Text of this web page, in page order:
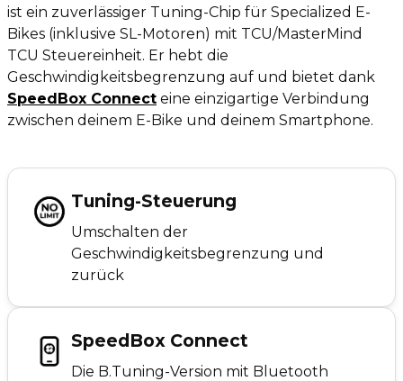
ist ein zuverlässiger Tuning-Chip für Specialized E-
Bikes (inklusive SL-Motoren) mit TCU/MasterMind
TCU Steuereinheit. Er hebt die
Geschwindigkeitsbegrenzung auf und bietet dank
SpeedBox Connect eine einzigartige Verbindung
zwischen deinem E-Bike und deinem Smartphone.
Tuning-Steuerung
Umschalten der
Geschwindigkeitsbegrenzung und
zurück
SpeedBox Connect
Die B.Tuning-Version mit Bluetooth